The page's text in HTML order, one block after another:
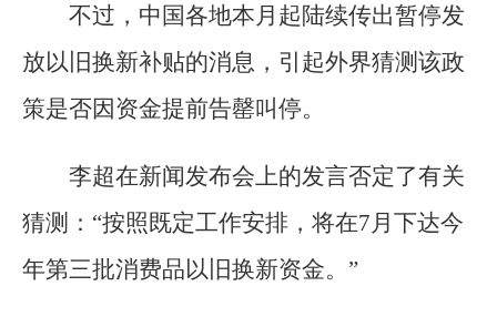
不过，中国各地本月起陆续传出暂停发
放以旧换新补贴的消息，引起外界猜测该政
策是否因资金提前告罄叫停。
李超在新闻发布会上的发言否定了有关
猜测：“按照既定工作安排，将在7月下达今
年第三批消费品以旧换新资金。”